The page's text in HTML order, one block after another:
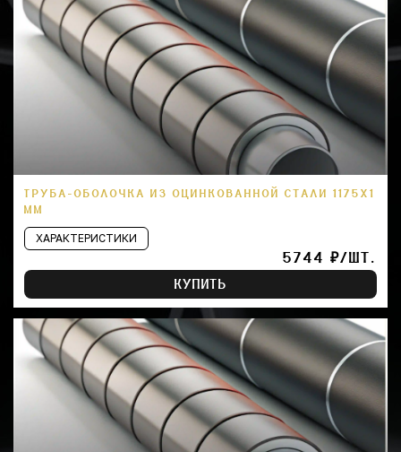
ТРУБА-ОБОЛОЧКА ИЗ ОЦИНКОВАННОЙ СТАЛИ 1175Х1
ММ
ХАРАКТЕРИСТИКИ
5744 ₽/ШТ.
КУПИТЬ